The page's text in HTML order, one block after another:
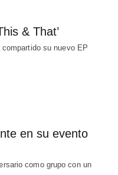
& That’
compartido su nuevo EP
en su evento
como grupo con un